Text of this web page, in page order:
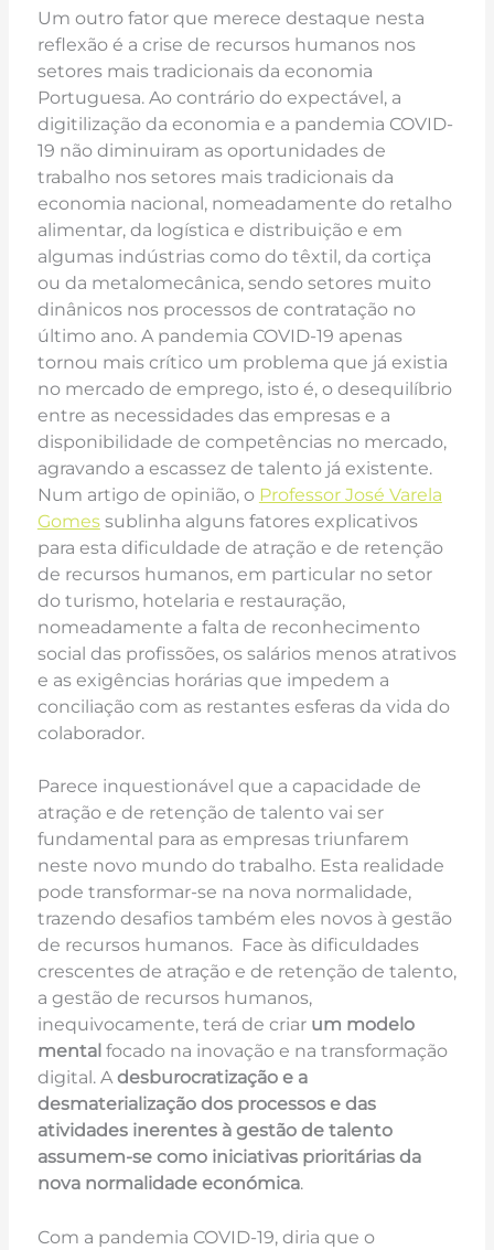
Um outro fator que merece destaque nesta
reflexão é a crise de recursos humanos nos
setores mais tradicionais da economia
Portuguesa. Ao contrário do expectável, a
digitilização da economia e a pandemia COVID-
19 não diminuiram as oportunidades de
trabalho nos setores mais tradicionais da
economia nacional, nomeadamente do retalho
alimentar, da logística e distribuição e em
algumas indústrias como do têxtil, da cortiça
ou da metalomecânica, sendo setores muito
dinânicos nos processos de contratação no
último ano. A pandemia COVID-19 apenas
tornou mais crítico um problema que já existia
no mercado de emprego, isto é, o desequilíbrio
entre as necessidades das empresas e a
disponibilidade de competências no mercado,
agravando a escassez de talento já existente.
Num artigo de opinião, o Professor José Varela
Gomessublinha alguns fatores explicativos
para esta dificuldade de atração e de retenção
de recursos humanos, em particular no setor
do turismo, hotelaria e restauração,
nomeadamente a falta de reconhecimento
social das profissões, os salários menos atrativos
e as exigências horárias que impedem a
conciliação com as restantes esferas da vida do
colaborador.
Parece inquestionável que a capacidade de
atração e de retenção de talento vai ser
fundamental para as empresas triunfarem
neste novo mundo do trabalho. Esta realidade
pode transformar-se na nova normalidade,
trazendo desafios também eles novos à gestão
de recursos humanos. Face às dificuldades
crescentes de atração e de retenção de talento,
a gestão de recursos humanos,
inequivocamente, terá de criarum modelo
mental focado na inovação e na transformação
digital. Adesburocratização e a
desmaterialização dos processos e das
atividades inerentes à gestão de talento
assumem-se como iniciativas prioritárias da
nova normalidade económica.
Com a pandemia COVID-19, diria que o